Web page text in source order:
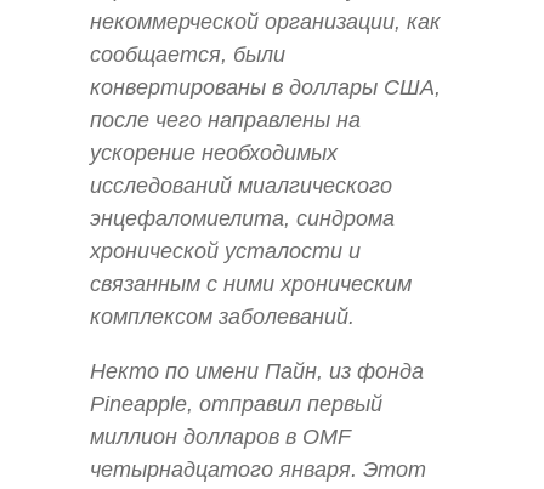
некоммерческой организации, как
сообщается, были
конвертированы в доллары США,
после чего направлены на
ускорение необходимых
исследований миалгического
энцефаломиелита, синдрома
хронической усталости и
связанным с ними хроническим
комплексом заболеваний.
Некто по имени Пайн, из фонда
Pineapple, отправил первый
миллион долларов в OMF
четырнадцатого января. Этот